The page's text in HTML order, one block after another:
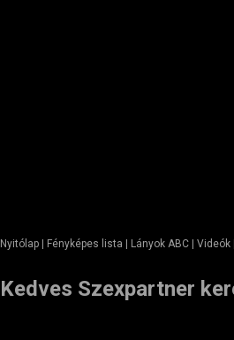
Nyitólap | Fényképes lista | Lányok ABC | Videók
Kedves Szexpartner